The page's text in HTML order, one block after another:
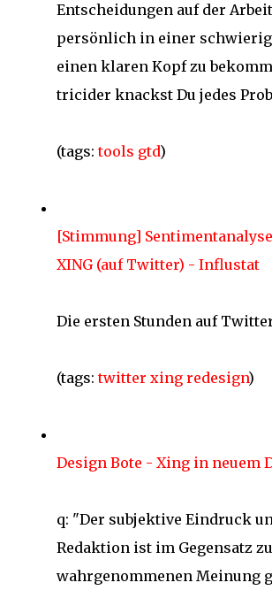
Entscheidungen auf der
persönlich in einer
einen klaren Kopf zu
tricider knackst Du jedes
(tags:tools gtd)
[Stimmung]
XING (auf Twitter) - Influstat
Die ersten Stunden auf
(tags:twitter xing redesign)
Design Bote - Xing in neuem
q: "Der subjektive Eindruck
Redaktion ist im Gegensatz
wahrgenommenen Meinung